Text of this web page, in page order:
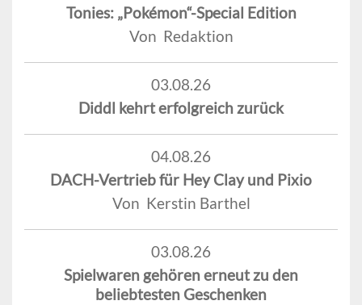
Tonies: „Pokémon“-Special Edition
Von Redaktion
03.08.26
Diddl kehrt erfolgreich zurück
04.08.26
DACH-Vertrieb für Hey Clay und Pixio
Von Kerstin Barthel
03.08.26
Spielwaren gehören erneut zu den
beliebtesten Geschenken